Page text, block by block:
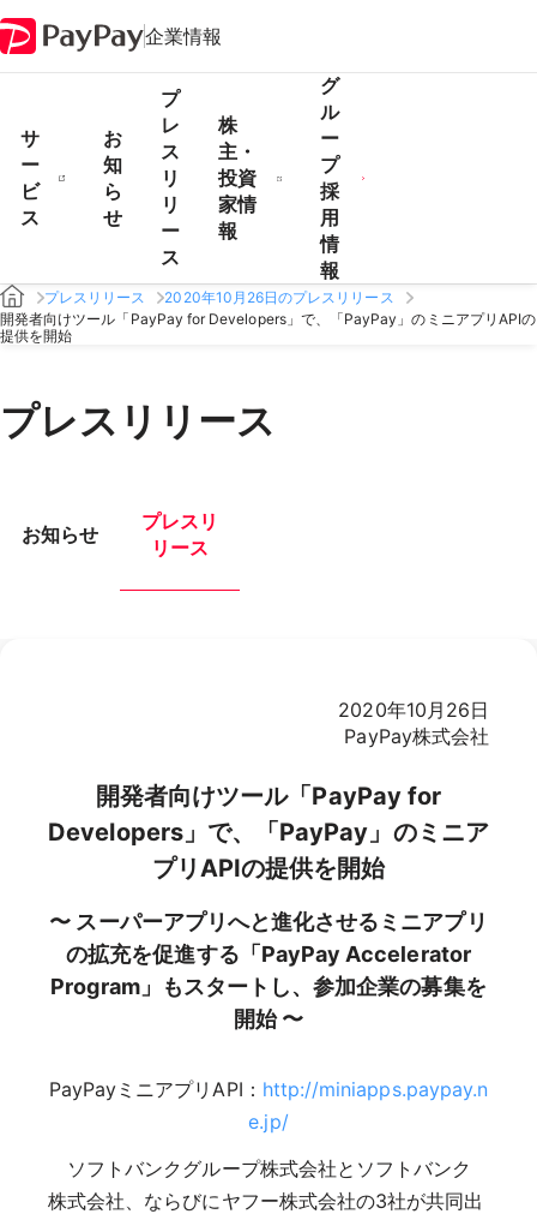
企業情報
サ
ー
ビ
ス
お
知
ら
せ
プ
レ
ス
リ
リ
ー
ス
株
主・
投資
家情
報
グ
ル
ー
プ
採
用
情
報
プレスリリース
2020年10月26日のプレスリリース
開発者向けツール「PayPay for Developers」で、「PayPay」のミニアプリAPIの
提供を開始
プレスリリース
お知らせ
プレスリ
リース
2020年10月26日
PayPay株式会社
開発者向けツール「PayPay for
Developers」で、「PayPay」のミニア
プリAPIの提供を開始
〜 スーパーアプリへと進化させるミニアプリ
の拡充を促進する「PayPay Accelerator
Program」もスタートし、参加企業の募集を
開始 〜
PayPayミニアプリAPI： http://miniapps.paypay.n
e.jp/
ソフトバンクグループ株式会社とソフトバンク
株式会社、ならびにヤフー株式会社の3社が共同出